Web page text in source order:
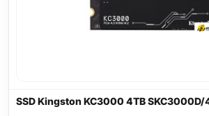
SSD Kingston KC3000 4TB SKC3000D/